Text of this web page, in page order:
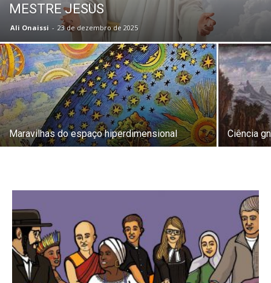
MESTRE JESUS
Ali Onaissi - 23 de dezembro de 2025
Maravilhas do espaço hiperdimensional Ciência